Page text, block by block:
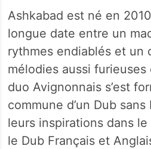
Ashkabad est né en
longue date entre un
rythmes endiablés et un
mélodies aussi
duo Avignonnais s’est
commune d’un Dub
leurs inspirations dans le
le Dub Français et